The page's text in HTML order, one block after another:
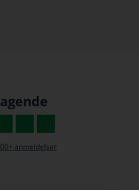
anmeldelser